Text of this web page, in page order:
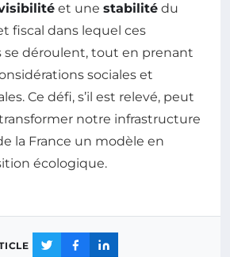
et une stabilité du
fiscal dans lequel ces
se déroulent, tout en prenant
sociales et
Ce défi, s’il est relevé, peut
notre infrastructure
la France un modèle en
écologique.